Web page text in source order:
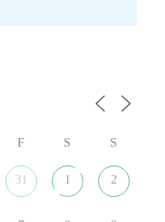
bzw. zu
Charta
F S S
31 1 2